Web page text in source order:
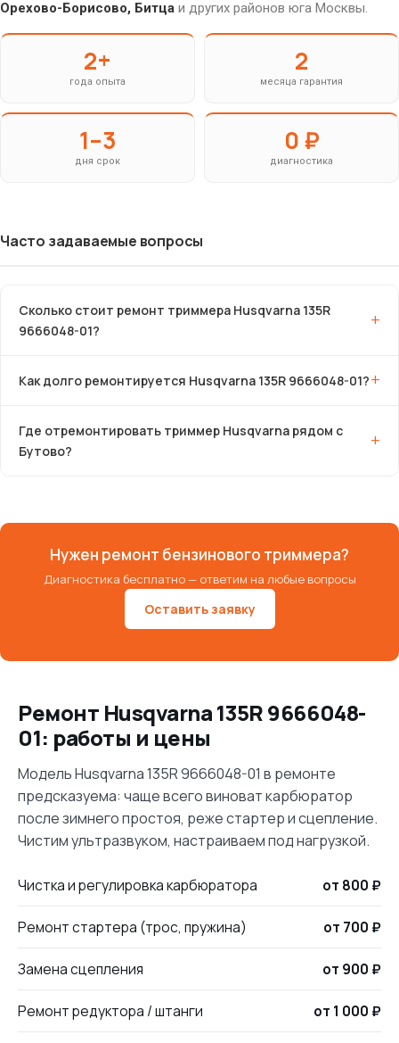
Орехово-Борисово, Битца и других районов юга Москвы.
2+
года опыта
2
месяца гарантия
1–3
дня срок
0 ₽
диагностика
Часто задаваемые вопросы
Сколько стоит ремонт триммера Husqvarna 135R
9666048-01?
Как долго ремонтируется Husqvarna 135R 9666048-01?
Где отремонтировать триммер Husqvarna рядом с
Бутово?
Нужен ремонт бензинового триммера?
Диагностика бесплатно — ответим на любые вопросы
Оставить заявку
Ремонт Husqvarna 135R 9666048-
01: работы и цены
Модель Husqvarna 135R 9666048-01 в ремонте
предсказуема: чаще всего виноват карбюратор
после зимнего простоя, реже стартер и сцепление.
Чистим ультразвуком, настраиваем под нагрузкой.
Чистка и регулировка карбюратора от 800 ₽
Ремонт стартера (трос, пружина) от 700 ₽
Замена сцепления от 900 ₽
Ремонт редуктора / штанги от 1 000 ₽